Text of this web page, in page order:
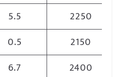
5.5
2250
0.5
2150
6.7
2400